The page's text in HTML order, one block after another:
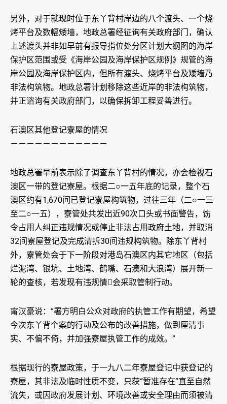
另外，对于就现时位于东丫背村岸边的八个渡头、一个烧
烤平台及数幅矮墙，地政总署经征询有关政府部门，确认
上述渡头并非如早前有报导指位处分区计划大纲图的海岸
保护区范围或受《海岸公园及海岸保护区规例》规管的海
岸公园及海岸保护区内，但所有渡头、烧烤平台及矮墙乃
非法构筑物。地政总署计划移除这些近岸的非法构筑物，
并正谘询有关政府部门，以确保拆卸工程妥善进行。
石澳区其他登记寮屋的情况
－－－－－－－－－－－－
地政总署早前表示除了调查东丫背村的情况，亦会检视石
澳区一带的登记寮屋。根据二○一五年底的记录，整个石
澳区约有1,670间已登记寮屋构筑物，过往三年（二○一三
至二○一五），寮管处共发出近90次口头或书面警告，饬
令占用人纠正违规情况或停止非法占用政府土地，并取消
32间寮屋登记及完成清拆30间违规构筑物。除东丫背村
外，寮管处会于下一阶段对港岛石澳区内其它地区（包括
烂泥湾、银坑、土地湾、鹤嘴、石澳和大浪湾）展开新一
轮的查核，若发现有违规情会采取管制行动。
甯汉豪说：“署方明白公众对政府的执管工作有期望，希望
今次东丫背个案的行动及公布的改善措施，做到厘清事
实、不偏不倚，并加强寮屋执管工作的成效。”
根据现行的寮屋政策，于一九八二年寮屋登记中获登记的
寮屋，其非法及临时性质不变，只获“暂准存在”直至自然
流失，或因政府发展计划、环境改善或安全理由而须被清